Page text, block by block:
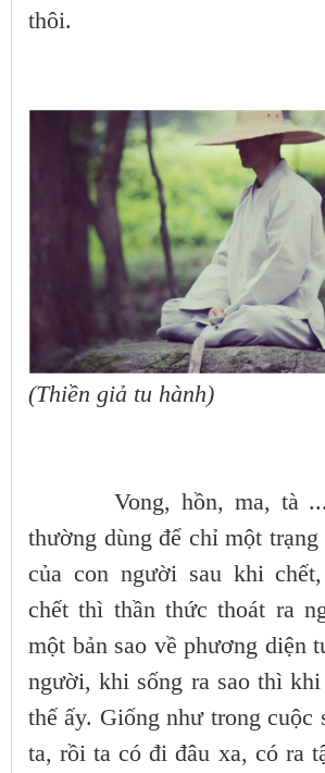
thôi.
(Thiền giả tu hành)
Vong, hồn, ma, tà ...
thường dùng để chỉ một
của con người sau khi
chết thì thần thức thoát ra
một bản sao về phương diện
người, khi sống ra sao thì
thế ấy. Giống như trong cuộc
ta, rồi ta có đi đâu xa, có ra